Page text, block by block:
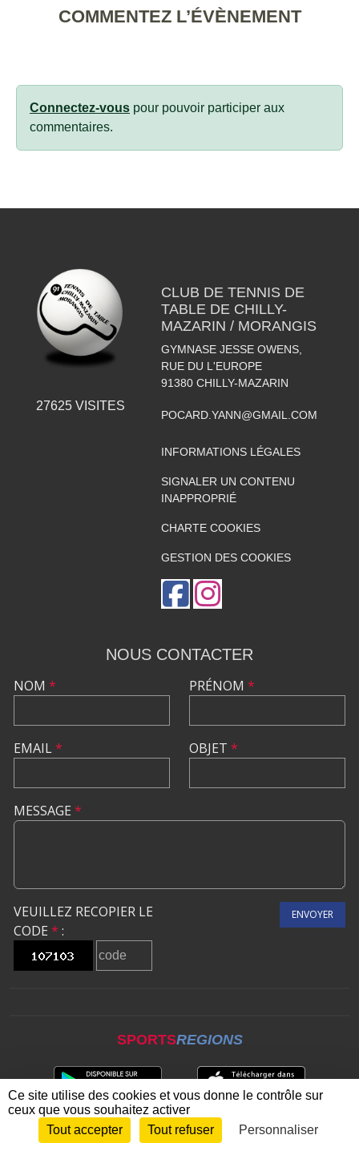
COMMENTEZ L’ÉVÈNEMENT
Connectez-vous pour pouvoir participer aux
commentaires.
27625VISITES
CLUB DE TENNIS DE
TABLE DE CHILLY-
MAZARIN / MORANGIS
GYMNASE JESSE OWENS,
RUE DU L'EUROPE
91380 CHILLY-MAZARIN
POCARD.YANN@GMAIL.COM
INFORMATIONS LÉGALES
SIGNALER UN CONTENU
INAPPROPRIÉ
CHARTE COOKIES
GESTION DES COOKIES
NOUS CONTACTER
NOM *
EMAIL*
PRÉNOM *
OBJET *
MESSAGE *
VEUILLEZ RECOPIER LE
CODE * :
ENVOYER
SPORTSREGIONS
Envie de participer ? CONNEXION
Ce site utilise des cookies et vous donne le contrôle sur
ceux que vous souhaitez activer
Tout accepter
Tout refuser Personnaliser